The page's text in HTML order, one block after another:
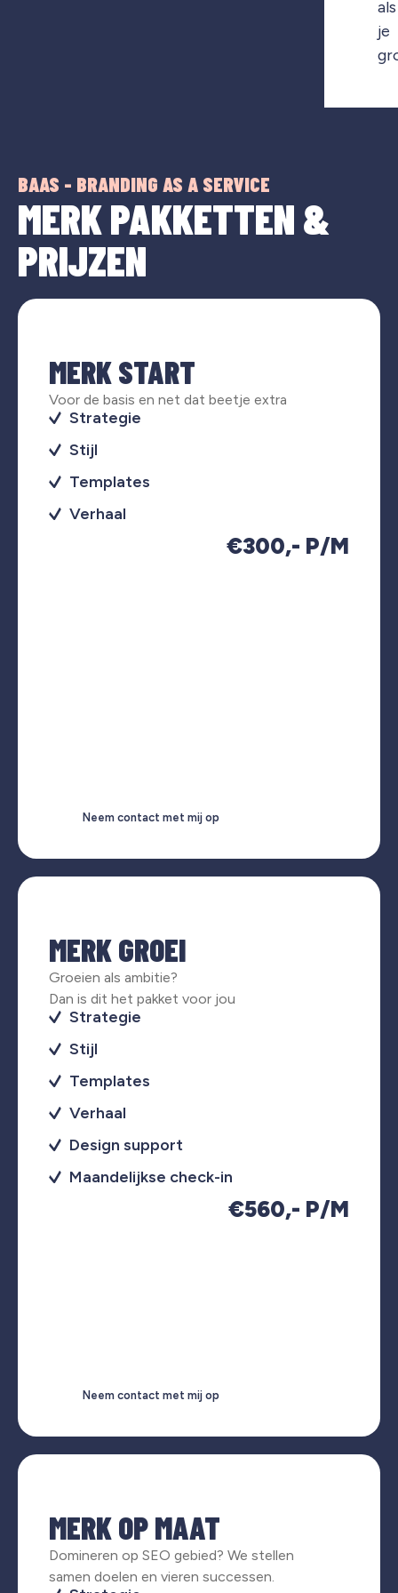
als
je
BAAS - BRANDING AS A SERVICE
MERK PAKKETTEN &
PRIJZEN
MERK START
Voor de basis en net dat beetje extra
Strategie
Stijl
Templates
Verhaal
€300,- P/M
Neem contact met mij op
MERK GROEI
Groeien als ambitie?
Dan is dit het pakket voor jou
Strategie
Stijl
Templates
Verhaal
Design support
Maandelijkse check-in
€560,- P/M
Neem contact met mij op
MERK OP MAAT
Domineren op SEO gebied? We stellen
samen doelen en vieren successen.